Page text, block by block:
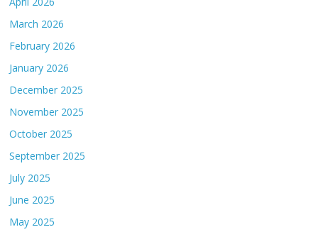
March 2026
February 2026
January 2026
December 2025
November 2025
October 2025
September 2025
July 2025
June 2025
May 2025